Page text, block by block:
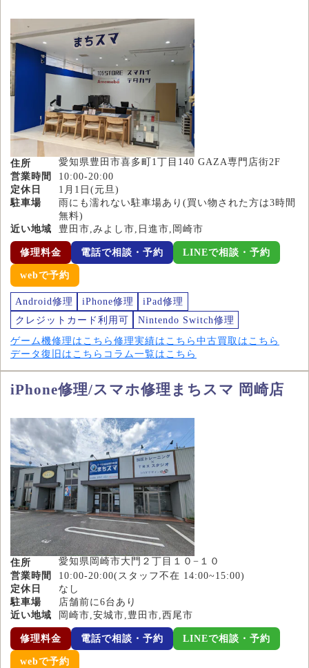
住所
愛知県豊田市喜多町1丁目140 GAZA専門店街2F
営業時間
10:00-20:00
定休日
1月1日(元旦)
駐車場
雨にも濡れない駐車場あり(買い物された方は3時間
無料)
近い地域
豊田市,みよし市,日進市,岡崎市
修理料金 電話で相談・予約 LINEで相談・予約
webで予約
Android修理 iPhone修理
iPad修理
クレジットカード利用可
Nintendo Switch修理
ゲーム機修理はこちら 修理実績はこちら 中古買取はこちら
データ復旧はこちら コラム一覧はこちら
iPhone修理/スマホ修理まちスマ 岡崎店
住所
愛知県岡崎市大門２丁目１０−１０
営業時間
10:00-20:00(スタッフ不在 14:00~15:00)
定休日
なし
駐車場
店舗前に6台あり
近い地域
岡崎市,安城市,豊田市,西尾市
修理料金 電話で相談・予約 LINEで相談・予約
webで予約